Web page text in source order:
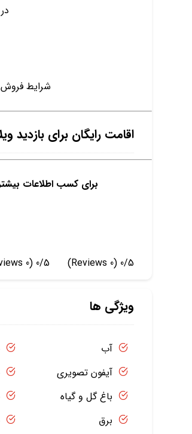
شرایط فروش این ویلا ۱/۳ مبلغ نقد
اقامت رایگان برای بازدید
برای کسب اطلاعات
0/5
(0 Reviews)
0/5
(0 Reviews)
ویژگی ها
آب
آیفون تصویری
باغ گل و گیاه
برق